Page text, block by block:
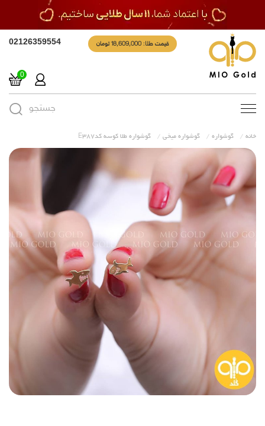
قیمت طلا: 18,609,000 تومان 02126359554
0
Toggle جستجو
خانه گوشواره گوشواره میخی گوشواره طلا کوسه کدE387